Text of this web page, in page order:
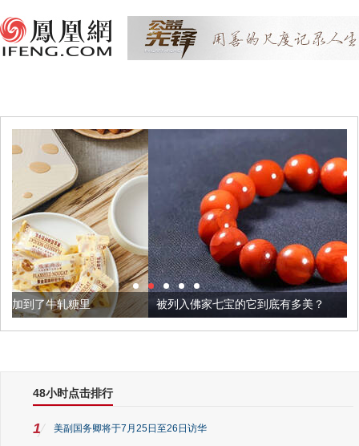
被列入佛家七宝的它到底有多美？
48小时点击排行
1 美副国务卿将于7月25日至26日访华